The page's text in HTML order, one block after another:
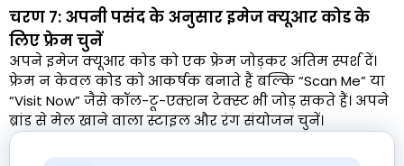
चरण 7: अपनी पसंद के अनुसार इमेज क्यूआर कोड के
लिए फ्रेम चुनें
अपने इमेज क्यूआर कोड को एक फ्रेम जोड़कर अंतिम स्पर्श दें।
फ्रेम न केवल कोड को आकर्षक बनाते हैं बल्कि “Scan Me” या
“Visit Now” जैसे कॉल-टू-एक्शन टेक्स्ट भी जोड़ सकते हैं। अपने
ब्रांड से मेल खाने वाला स्टाइल और रंग संयोजन चुनें।